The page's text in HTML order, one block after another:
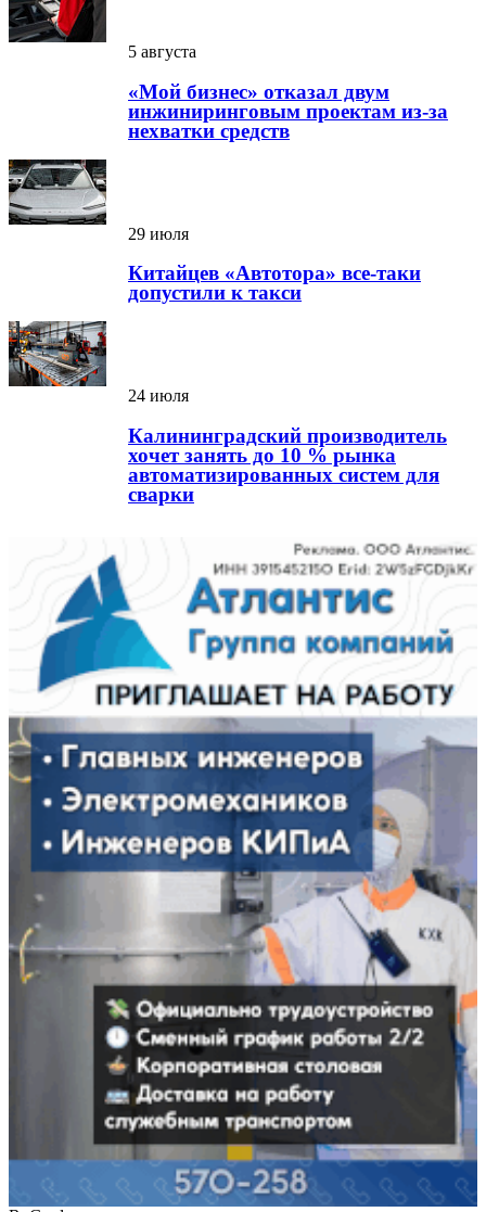
5 августа
«Мой бизнес» отказал двум
инжиниринговым проектам из-за
нехватки средств
29 июля
Китайцев «Автотора» все-таки
допустили к такси
24 июля
Калининградский производитель
хочет занять до 10 % рынка
автоматизированных систем для
сварки